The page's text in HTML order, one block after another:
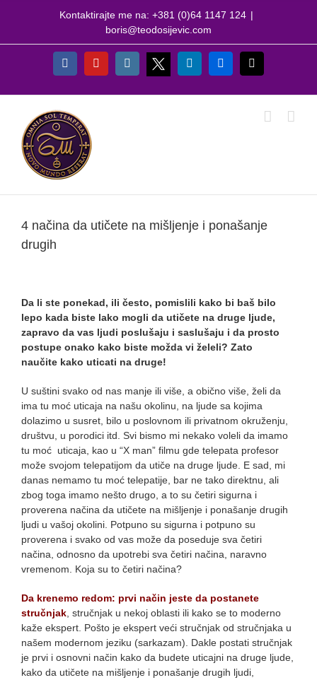
Kontaktirajte me na: +381 (0)64 1147 124 |
boris@teodosijevic.com
FacebookYouTubeInstagram
X LinkedInFlickr
4 načina da utičete na mišljenje i ponašanje
drugih
Da li ste ponekad, ili često, pomislili kako bi baš bilo
lepo kada biste lako mogli da utičete na druge ljude,
zapravo da vas ljudi poslušaju i saslušaju i da prosto
postupe onako kako biste možda vi želeli? Zato
naučite kako uticati na druge!
U suštini svako od nas manje ili više, a obično više, želi da
ima tu moć uticaja na našu okolinu, na ljude sa kojima
dolazimo u susret, bilo u poslovnom ili privatnom okruženju,
društvu, u porodici itd. Svi bismo mi nekako voleli da imamo
tu moć uticaja, kao u “X man” filmu gde telepata profesor
može svojom telepatijom da utiče na druge ljude. E sad, mi
danas nemamo tu moć telepatije, bar ne tako direktnu, ali
zbog toga imamo nešto drugo, a to su četiri sigurna i
proverena načina da utičete na mišljenje i ponašanje drugih
ljudi u vašoj okolini. Potpuno su sigurna i potpuno su
proverena i svako od vas može da poseduje sva četiri
načina, odnosno da upotrebi sva četiri načina, naravno
vremenom. Koja su to četiri načina?
Da krenemo redom: prvi način jeste da postanete
stručnjak , stručnjak u nekoj oblasti ili kako se to moderno
kaže ekspert. Pošto je ekspert veći stručnjak od stručnjaka u
našem modernom jeziku (sarkazam). Dakle postati stručnjak
je prvi i osnovni način kako da budete uticajni na druge ljude,
kako da utičete na mišljenje i ponašanje drugih ljudi,